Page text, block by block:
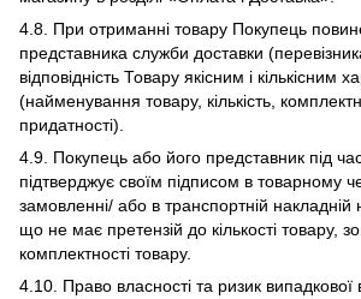
4.8. При отриманні товару Покупець
представника служби доставки
відповідність Товару якісним і кількісним
(найменування товару, кількість,
придатності).
4.9. Покупець або його представник під
підтверджує своїм підписом в товарному
замовленні/ або в транспортній накладній
що не має претензій до кількості товару,
комплектності товару.
4.10. Право власності та ризик випадкової